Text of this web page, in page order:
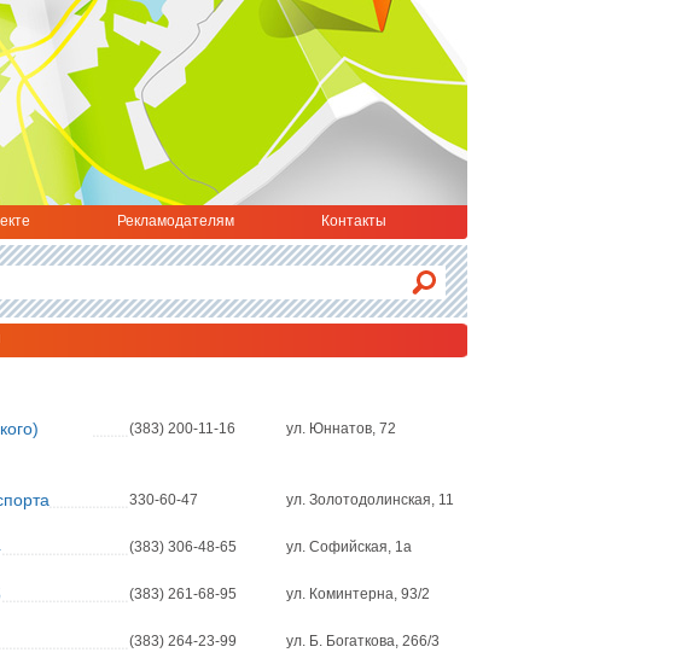
Рекламодателям Контакты
(383) 200-11-16 ул. Юннатов, 72
330-60-47 ул. Золотодолинская, 11
(383) 306-48-65 ул. Софийская, 1а
(383) 261-68-95 ул. Коминтерна, 93/2
(383) 264-23-99 ул. Б. Богаткова, 266/3